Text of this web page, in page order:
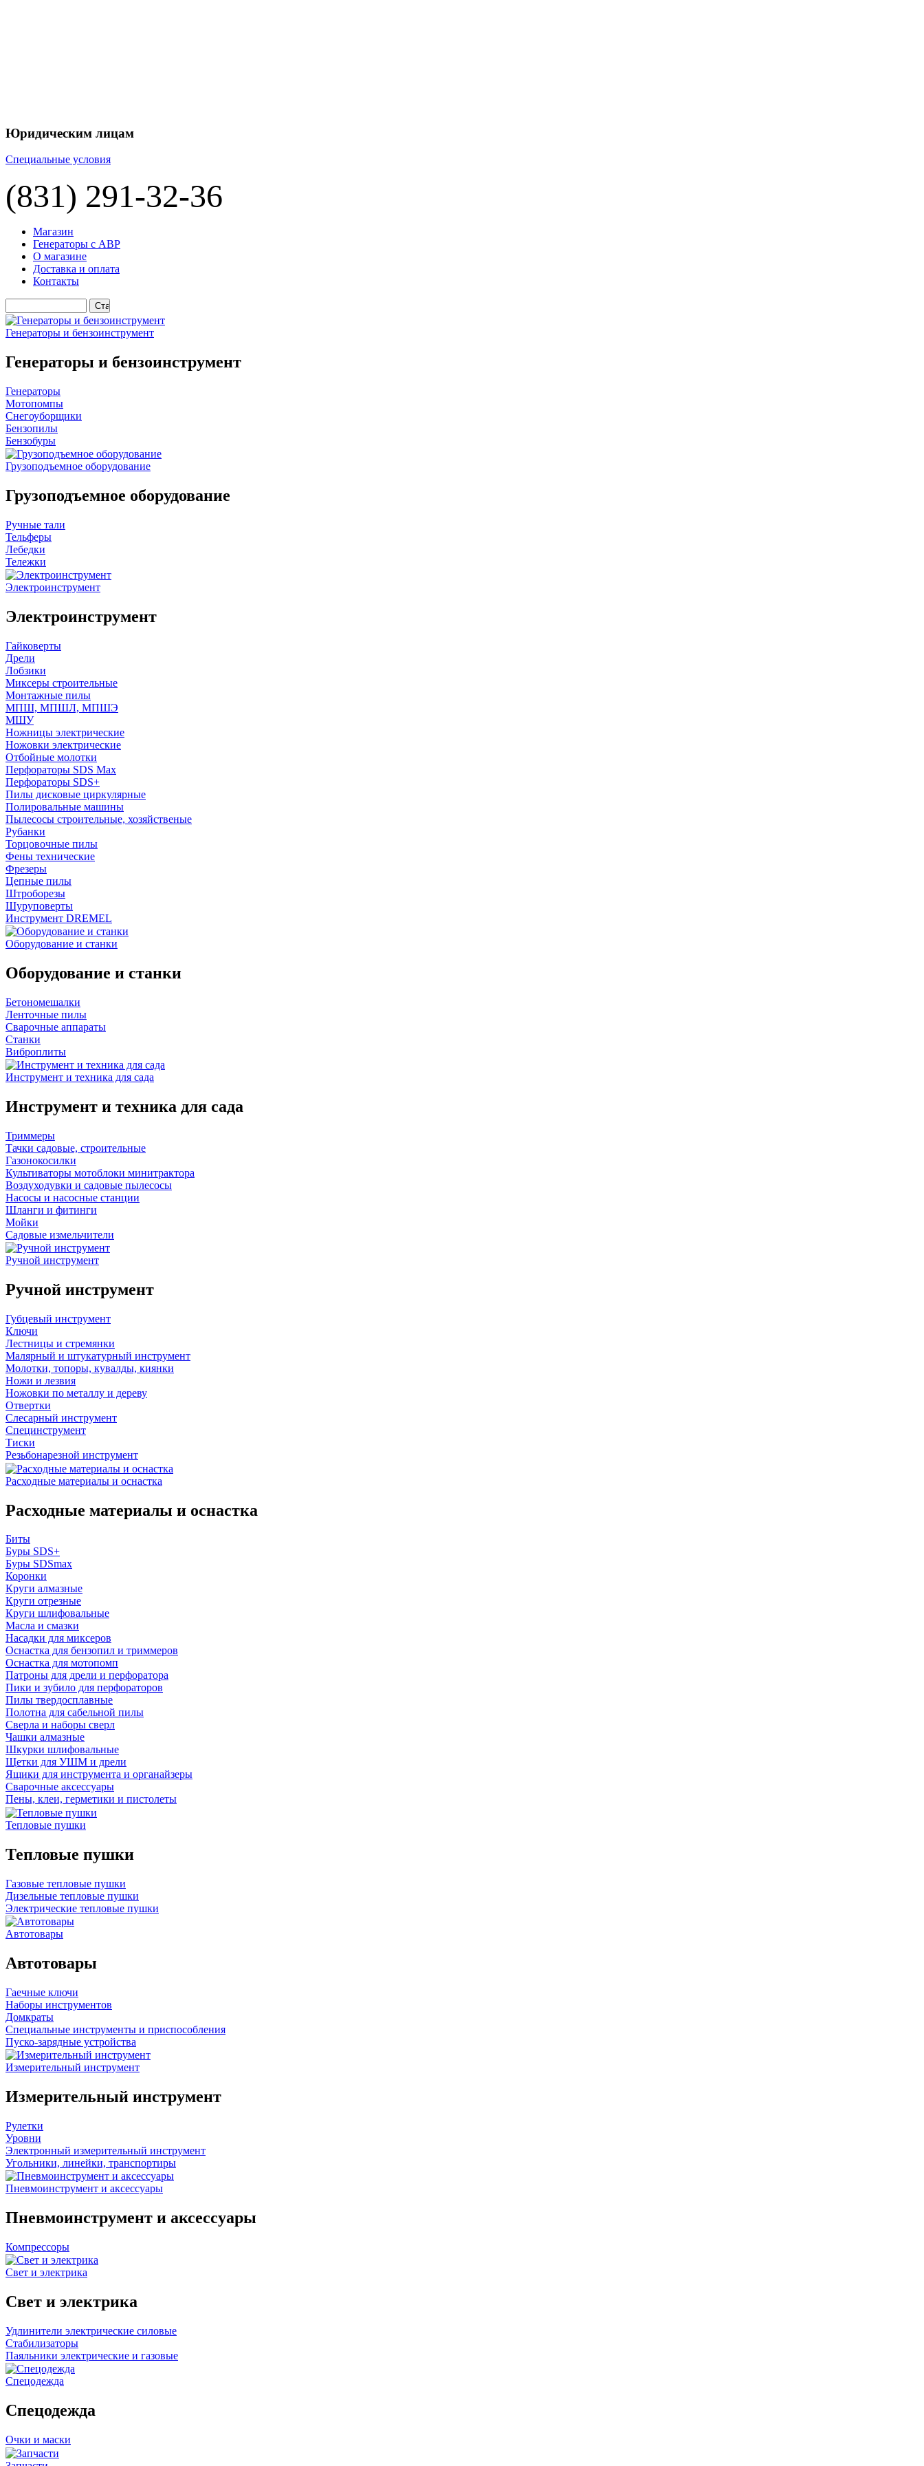
Юридическим лицам
Специальные условия
(831) 291-32-36
Магазин
Генераторы с АВР
О магазине
Доставка и оплата
Контакты
Генераторы и бензоинструмент
Генераторы и бензоинструмент
Генераторы
Мотопомпы
Снегоуборщики
Бензопилы
Бензобуры
Грузоподъемное оборудование
Грузоподъемное оборудование
Ручные тали
Тельферы
Лебедки
Тележки
Электроинструмент
Электроинструмент
Гайковерты
Дрели
Лобзики
Миксеры строительные
Монтажные пилы
МПШ, МПШЛ, МПШЭ
МШУ
Ножницы электрические
Ножовки электрические
Отбойные молотки
Перфораторы SDS Max
Перфораторы SDS+
Пилы дисковые циркулярные
Полировальные машины
Пылесосы строительные, хозяйственые
Рубанки
Торцовочные пилы
Фены технические
Фрезеры
Цепные пилы
Штроборезы
Шуруповерты
Инструмент DREMEL
Оборудование и станки
Оборудование и станки
Бетономешалки
Ленточные пилы
Сварочные аппараты
Станки
Виброплиты
Инструмент и техника для сада
Инструмент и техника для сада
Триммеры
Тачки садовые, строительные
Газонокосилки
Культиваторы мотоблоки минитрактора
Воздуходувки и садовые пылесосы
Насосы и насосные станции
Шланги и фитинги
Мойки
Садовые измельчители
Ручной инструмент
Ручной инструмент
Губцевый инструмент
Ключи
Лестницы и стремянки
Малярный и штукатурный инструмент
Молотки, топоры, кувалды, киянки
Ножи и лезвия
Ножовки по металлу и дереву
Отвертки
Слесарный инструмент
Специнструмент
Тиски
Резьбонарезной инструмент
Расходные материалы и оснастка
Расходные материалы и оснастка
Биты
Буры SDS+
Буры SDSmax
Коронки
Круги алмазные
Круги отрезные
Круги шлифовальные
Масла и смазки
Насадки для миксеров
Оснастка для бензопил и триммеров
Оснастка для мотопомп
Патроны для дрели и перфоратора
Пики и зубило для перфораторов
Пилы твердосплавные
Полотна для сабельной пилы
Сверла и наборы сверл
Чашки алмазные
Шкурки шлифовальные
Щетки для УШМ и дрели
Ящики для инструмента и органайзеры
Сварочные аксессуары
Пены, клеи, герметики и пистолеты
Тепловые пушки
Тепловые пушки
Газовые тепловые пушки
Дизельные тепловые пушки
Электрические тепловые пушки
Автотовары
Автотовары
Гаечные ключи
Наборы инструментов
Домкраты
Специальные инструменты и приспособления
Пуско-зарядные устройства
Измерительный инструмент
Измерительный инструмент
Рулетки
Уровни
Электронный измерительный инструмент
Угольники, линейки, транспортиры
Пневмоинструмент и аксессуары
Пневмоинструмент и аксессуары
Компрессоры
Свет и электрика
Свет и электрика
Удлинители электрические силовые
Стабилизаторы
Паяльники электрические и газовые
Спецодежда
Спецодежда
Очки и маски